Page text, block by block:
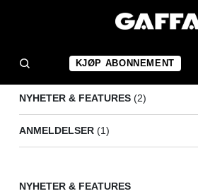
KJØP ABONNEMENT
NYHETER & FEATURES (2)
ANMELDELSER (1)
NYHETER & FEATURES